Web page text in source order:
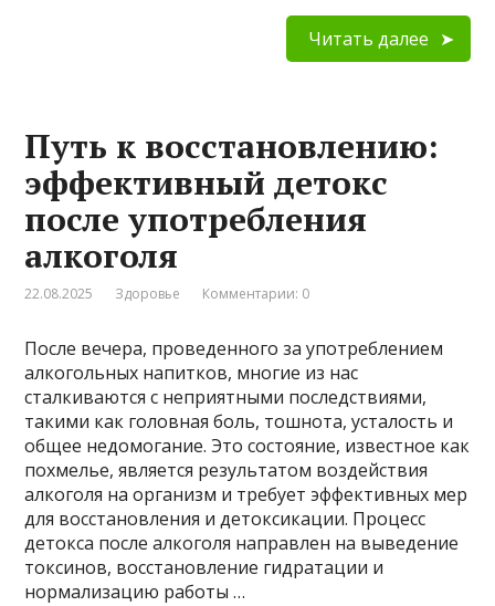
Читать далее
Путь к восстановлению:
эффективный детокс
после употребления
алкоголя
22.08.2025 Здоровье Комментарии: 0
После вечера, проведенного за употреблением
алкогольных напитков, многие из нас
сталкиваются с неприятными последствиями,
такими как головная боль, тошнота, усталость и
общее недомогание. Это состояние, известное как
похмелье, является результатом воздействия
алкоголя на организм и требует эффективных мер
для восстановления и детоксикации. Процесс
детокса после алкоголя направлен на выведение
токсинов, восстановление гидратации и
нормализацию работы …